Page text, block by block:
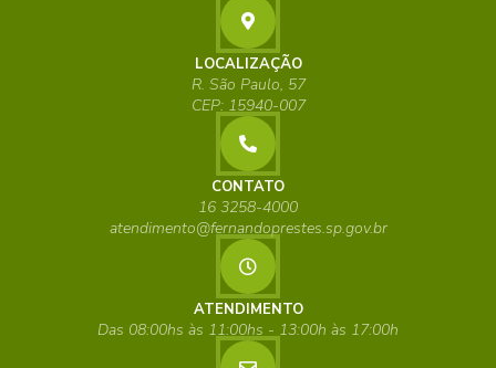
LOCALIZAÇÃO
R. São Paulo, 57
CEP: 15940-007
CONTATO
16 3258-4000
atendimento@fernandoprestes.sp.gov.br
ATENDIMENTO
Das 08:00hs às 11:00hs - 13:00h às 17:00h